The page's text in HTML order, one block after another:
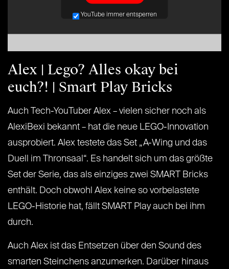
YouTube immer entsperren
Alex | Lego? Alles okay bei
euch?! | Smart Play Bricks
Auch Tech-YouTuber Alex – vielen sicher noch als
AlexiBexi bekannt – hat die neue LEGO-Innovation
ausprobiert. Alex testete das Set „A-Wing und das
Duell im Thronsaal“. Es handelt sich um das größte
Set der Serie, das als einziges zwei SMART Bricks
enthält. Doch obwohl Alex keine so vorbelastete
LEGO-Historie hat, fällt SMART Play auch bei ihm
durch.
Auch Alex ist das Entsetzen über den Sound des
smarten Steinchens anzumerken. Darüber hinaus